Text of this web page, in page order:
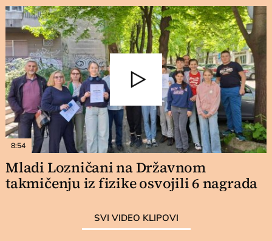
8:54
Mladi Lozničani na Državnom
takmičenju iz fizike osvojili 6 nagrada
SVI VIDEO KLIPOVI